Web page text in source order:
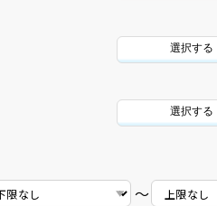
選択する
選択する
〜